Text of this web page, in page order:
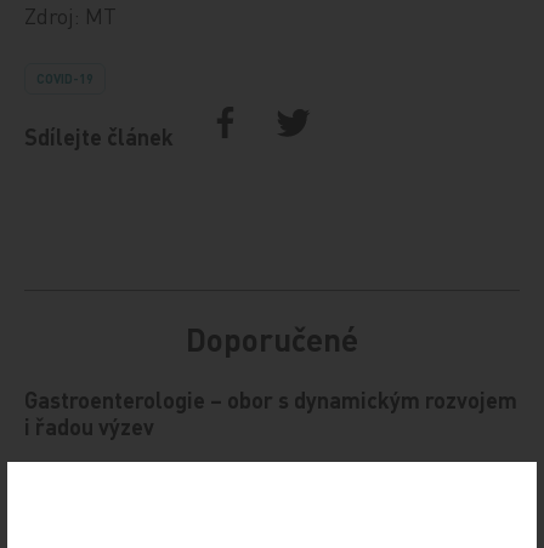
Zdroj: MT
COVID-19
Sdílejte článek
Doporučené
Gastroenterologie – obor s dynamickým rozvojem
i řadou výzev